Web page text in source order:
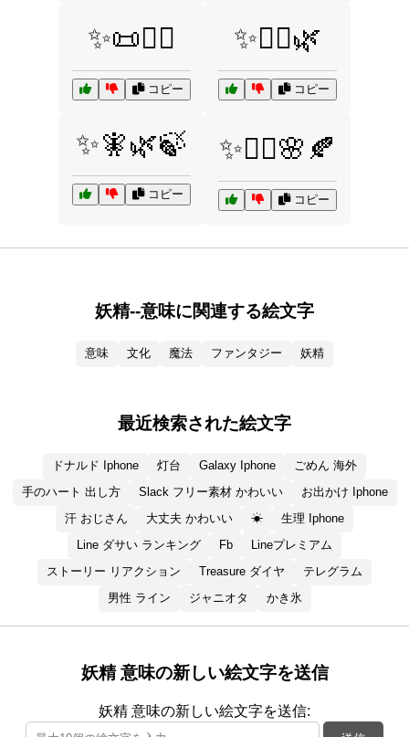
✨📜🧙‍♀️
コピー
✨🧙‍♂️🌿
コピー
✨🧚🌿🍃
コピー
✨🧚‍♀️🌸🍂
コピー
妖精--意味に関連する絵文字
意味 文化 魔法 ファンタジー 妖精
最近検索された絵文字
ドナルド Iphone 灯台 Galaxy Iphone
ごめん 海外
手のハート 出し方
Slack フリー素材 かわいい
お出かけ Iphone
汗 おじさん
大丈夫 かわいい ☀
生理 Iphone
Line ダサい ランキング
Fb
Lineプレミアム
ストーリー リアクション
Treasure ダイヤ
テレグラム
男性 ライン
ジャニオタ かき氷
妖精 意味の新しい絵文字を送信
妖精 意味の新しい絵文字を送信: